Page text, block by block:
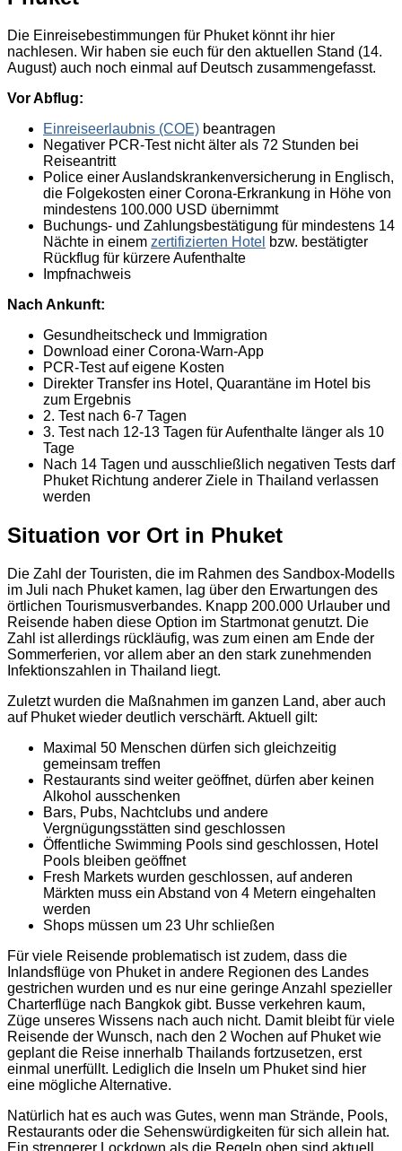
Die Einreisebestimmungen für Phuket könnt ihr hier
nachlesen. Wir haben sie euch für den aktuellen Stand (14.
August) auch noch einmal auf Deutsch zusammengefasst.
Vor Abflug:
Einreiseerlaubnis (COE) beantragen
Negativer PCR-Test nicht älter als 72 Stunden bei
Reiseantritt
Police einer Auslandskrankenversicherung in Englisch,
die Folgekosten einer Corona-Erkrankung in Höhe von
mindestens 100.000 USD übernimmt
Buchungs- und Zahlungsbestätigung für mindestens 14
Nächte in einem zertifizierten Hotel bzw. bestätigter
Rückflug für kürzere Aufenthalte
Impfnachweis
Nach Ankunft:
Gesundheitscheck und Immigration
Download einer Corona-Warn-App
PCR-Test auf eigene Kosten
Direkter Transfer ins Hotel, Quarantäne im Hotel bis
zum Ergebnis
2. Test nach 6-7 Tagen
3. Test nach 12-13 Tagen für Aufenthalte länger als 10
Tage
Nach 14 Tagen und ausschließlich negativen Tests darf
Phuket Richtung anderer Ziele in Thailand verlassen
werden
Situation vor Ort in Phuket
Die Zahl der Touristen, die im Rahmen des Sandbox-Modells
im Juli nach Phuket kamen, lag über den Erwartungen des
örtlichen Tourismusverbandes. Knapp 200.000 Urlauber und
Reisende haben diese Option im Startmonat genutzt. Die
Zahl ist allerdings rückläufig, was zum einen am Ende der
Sommerferien, vor allem aber an den stark zunehmenden
Infektionszahlen in Thailand liegt.
Zuletzt wurden die Maßnahmen im ganzen Land, aber auch
auf Phuket wieder deutlich verschärft. Aktuell gilt:
Maximal 50 Menschen dürfen sich gleichzeitig
gemeinsam treffen
Restaurants sind weiter geöffnet, dürfen aber keinen
Alkohol ausschenken
Bars, Pubs, Nachtclubs und andere
Vergnügungsstätten sind geschlossen
Öffentliche Swimming Pools sind geschlossen, Hotel
Pools bleiben geöffnet
Fresh Markets wurden geschlossen, auf anderen
Märkten muss ein Abstand von 4 Metern eingehalten
werden
Shops müssen um 23 Uhr schließen
Für viele Reisende problematisch ist zudem, dass die
Inlandsflüge von Phuket in andere Regionen des Landes
gestrichen wurden und es nur eine geringe Anzahl spezieller
Charterflüge nach Bangkok gibt. Busse verkehren kaum,
Züge unseres Wissens nach auch nicht. Damit bleibt für viele
Reisende der Wunsch, nach den 2 Wochen auf Phuket wie
geplant die Reise innerhalb Thailands fortzusetzen, erst
einmal unerfüllt. Lediglich die Inseln um Phuket sind hier
eine mögliche Alternative.
Natürlich hat es auch was Gutes, wenn man Strände, Pools,
Restaurants oder die Sehenswürdigkeiten für sich allein hat.
Ein strengerer Lockdown als die Regeln oben sind aktuell